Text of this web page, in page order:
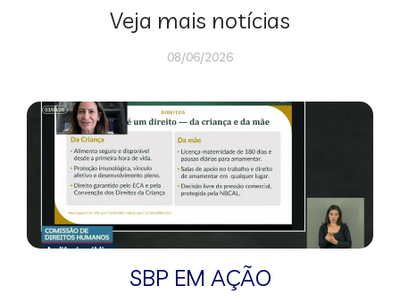
Veja mais notícias
08/06/2026
SBP EM AÇÃO